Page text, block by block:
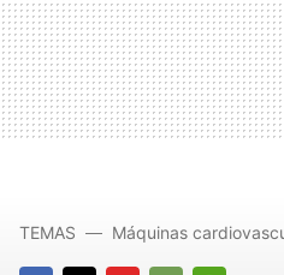
TEMAS Máquinas